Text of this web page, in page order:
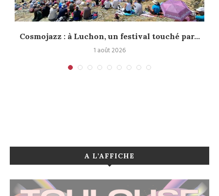
Cosmojazz : à Luchon, un festival touché par...
1 août 2026
A L’AFFICHE